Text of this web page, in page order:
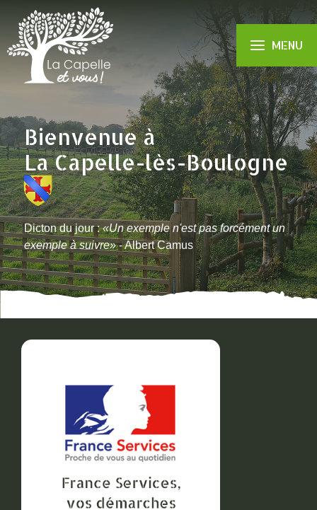
MENU
Bienvenue à
La Capelle-lès-Boulogne
Dicton du jour : Un exemple n'est pas forcément un
exemple à suivre - Albert Camus